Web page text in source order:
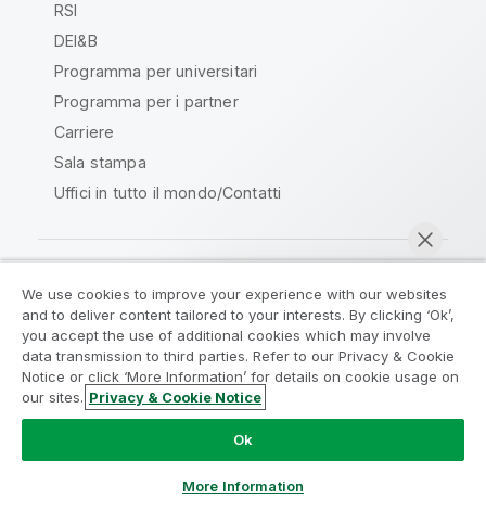
RSI
DEI&B
Programma per universitari
Programma per i partner
Carriere
Sala stampa
Uffici in tutto il mondo/Contatti
Qlik Community
Contratti
Termini del prodotto
Legal Policies
Note Legali
Termini di utilizzo
Marchi
Do Not Share My Info
Copyright © 1993-2026 QlikTech International AB. Tutti i
We use cookies to improve your experience with our websites
and to deliver content tailored to your interests. By clicking ‘Ok’,
you accept the use of additional cookies which may involve
data transmission to third parties. Refer to our Privacy & Cookie
Notice or click ‘More Information’ for details on cookie usage on
our sites. Privacy & Cookie Notice
Ok
More Information